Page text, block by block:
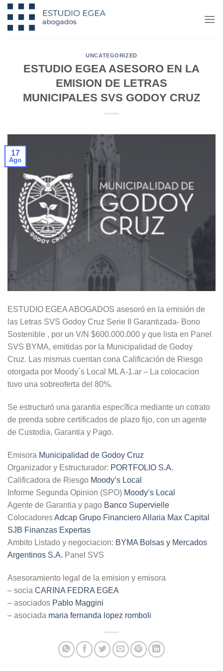
Saltar
contenido
UNCATEGORIZED
ESTUDIO EGEA ASESORO EN LA
EMISION DE LETRAS
MUNICIPALES SVS GODOY CRUZ
17
Ago
ESTUDIO EGEA ABOGADOS asesoró en la emisión de
las Letras SVS Godoy Cruz Serie II Garantizada- Bono
Sostenible , por un V/N $600.000.000 y que lista en Panel
SVS BYMA, emitidas por la Municipalidad de Godoy
Cruz. Las mismas cuentan cona Calificación de Riesgo
otorgada por Moody`s Local ML A-1.ar – La colocacion
tuvo una sobreoferta del 80%.
Se estructuró una garantia específica mediante un cotrato
de prenda sobre certificados de plazo fijo, con un agente
de Custodia, Garantia y Pago.
Emisora Municipalidad de Godoy Cruz
Organizador y Estructurador: PORTFOLIO S.A.
Calificadora de Riesgo Moody’s Local
Informe Segunda Opinion (SPO) Moody’s Local
Agente de Garantia y pago Banco Supervielle
ColocadoresAdcap Grupo FinancieroAllaria Max Capital
SJB Finanzas Expertas
Ambito Listado y negociacion: BYMA Bolsas y Mercados
Argentinos S.A. Panel SVS
Asesoramiento legal de la emision y emisora
– socia CARINA FEDRA EGEA
– asociados Pablo Maggini
– asociada maria fernanda lopez romboli